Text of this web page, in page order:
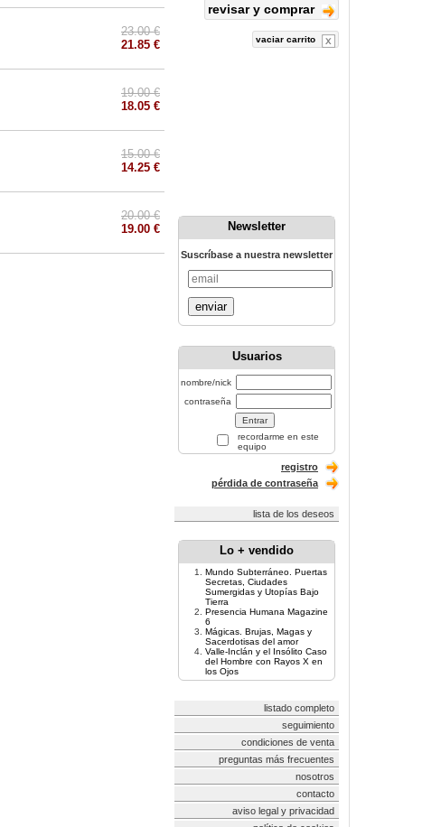
23.00 €
21.85 €
19.00 €
18.05 €
15.00 €
14.25 €
20.00 €
19.00 €
revisar y comprar
vaciar carrito
Newsletter
Suscríbase a nuestra newsletter
enviar
Usuarios
nombre/nick
contraseña
recordarme en este
equipo
registro
pérdida de contraseña
lista de los deseos
Lo + vendido
Mundo Subterráneo. Puertas
Secretas, Ciudades
Sumergidas y Utopías Bajo
Tierra
Presencia Humana Magazine
6
Mágicas. Brujas, Magas y
Sacerdotisas del amor
Valle-Inclán y el Insólito Caso
del Hombre con Rayos X en
los Ojos
listado completo
seguimiento
condiciones de venta
preguntas más frecuentes
nosotros
contacto
aviso legal y privacidad